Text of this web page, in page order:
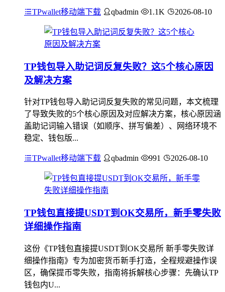
TPwallet移动端下载 qbadmin 1.1K 2026-08-10
TP钱包导入助记词反复失败？这5个核心原因
及解决方案
针对TP钱包导入助记词反复失败的常见问题，本文梳理
了导致失败的5个核心原因及对应解决方案，核心原因涵
盖助记词输入错误（如顺序、拼写偏差）、网络环境不
稳定、钱包版...
TPwallet移动端下载 qbadmin 991 2026-08-10
TP钱包直接提USDT到OK交易所，新手零失败
详细操作指南
这份《TP钱包直接提USDT到OK交易所 新手零失败详
细操作指南》专为加密货币新手打造，全程规避操作误
区，确保提币零失败，指南将拆解核心步骤：先确认TP
钱包内U...